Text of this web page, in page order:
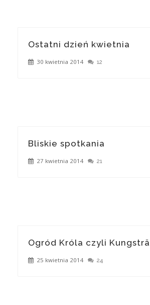
Ostatni dzień kwietnia
30 kwietnia 2014 12
Bliskie spotkania
27 kwietnia 2014 21
Ogród Króla czyli
25 kwietnia 2014 24